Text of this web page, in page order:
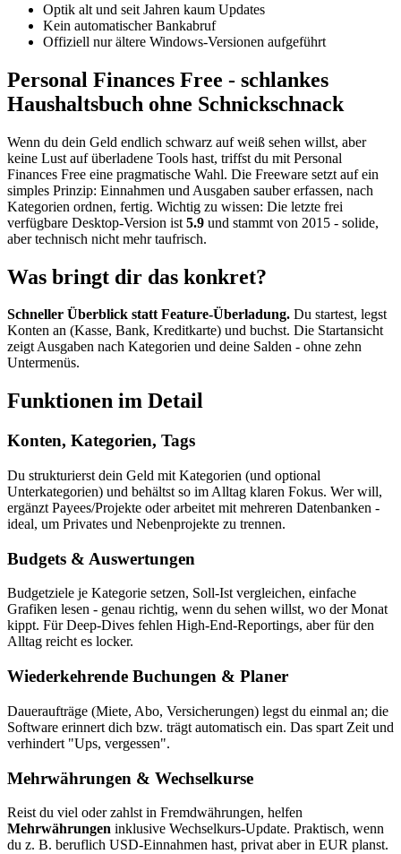
Optik alt und seit Jahren kaum Updates
Kein automatischer Bankabruf
Offiziell nur ältere Windows-Versionen aufgeführt
Personal Finances Free - schlankes
Haushaltsbuch ohne Schnickschnack
Wenn du dein Geld endlich schwarz auf weiß sehen willst, aber
keine Lust auf überladene Tools hast, triffst du mit Personal
Finances Free eine pragmatische Wahl. Die Freeware setzt auf ein
simples Prinzip: Einnahmen und Ausgaben sauber erfassen, nach
Kategorien ordnen, fertig. Wichtig zu wissen: Die letzte frei
verfügbare Desktop-Version ist 5.9 und stammt von 2015 - solide,
aber technisch nicht mehr taufrisch.
Was bringt dir das konkret?
Schneller Überblick statt Feature-Überladung. Du startest, legst
Konten an (Kasse, Bank, Kreditkarte) und buchst. Die Startansicht
zeigt Ausgaben nach Kategorien und deine Salden - ohne zehn
Untermenüs.
Funktionen im Detail
Konten, Kategorien, Tags
Du strukturierst dein Geld mit Kategorien (und optional
Unterkategorien) und behältst so im Alltag klaren Fokus. Wer will,
ergänzt Payees/Projekte oder arbeitet mit mehreren Datenbanken -
ideal, um Privates und Nebenprojekte zu trennen.
Budgets & Auswertungen
Budgetziele je Kategorie setzen, Soll-Ist vergleichen, einfache
Grafiken lesen - genau richtig, wenn du sehen willst, wo der Monat
kippt. Für Deep-Dives fehlen High-End-Reportings, aber für den
Alltag reicht es locker.
Wiederkehrende Buchungen & Planer
Daueraufträge (Miete, Abo, Versicherungen) legst du einmal an; die
Software erinnert dich bzw. trägt automatisch ein. Das spart Zeit und
verhindert "Ups, vergessen".
Mehrwährungen & Wechselkurse
Reist du viel oder zahlst in Fremdwährungen, helfen
Mehrwährungen inklusive Wechselkurs-Update. Praktisch, wenn
du z. B. beruflich USD-Einnahmen hast, privat aber in EUR planst.